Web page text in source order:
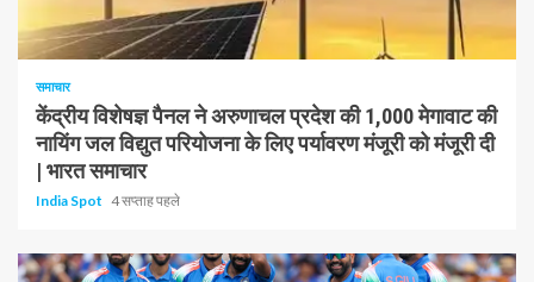
1 न्यूनतम पढ़ा
समाचार
केंद्रीय विशेषज्ञ पैनल ने अरुणाचल प्रदेश की 1,000 मेगावाट की
नायिंग जल विद्युत परियोजना के लिए पर्यावरण मंजूरी को मंजूरी दी
| भारत समाचार
India Spot 4 सप्ताह पहले